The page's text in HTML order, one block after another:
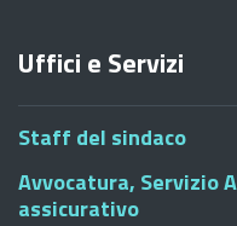
Uffici e Servizi
Staff del sindaco
Avvocatura, Servizio
assicurativo